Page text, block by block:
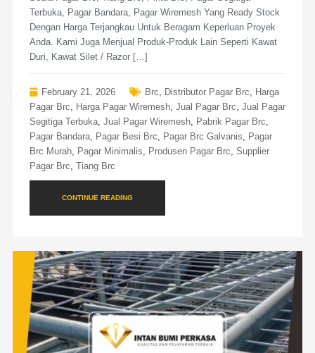
Terbuka, Pagar Bandara, Pagar Wiremesh Yang Ready Stock
Dengan Harga Terjangkau Untuk Beragam Keperluan Proyek
Anda. Kami Juga Menjual Produk-Produk Lain Seperti Kawat
Duri, Kawat Silet / Razor […]
February 21, 2026 Brc, Distributor Pagar Brc, Harga
Pagar Brc, Harga Pagar Wiremesh, Jual Pagar Brc, Jual Pagar
Segitiga Terbuka, Jual Pagar Wiremesh, Pabrik Pagar Brc,
Pagar Bandara, Pagar Besi Brc, Pagar Brc Galvanis, Pagar
Brc Murah, Pagar Minimalis, Produsen Pagar Brc, Supplier
Pagar Brc, Tiang Brc
CONTINUE READING